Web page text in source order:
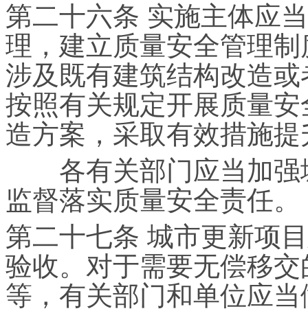
第二十六条 实施主体应
理，建立质量安全管理
涉及既有建筑结构改造
按照有关规定开展质量
造方案，采取有效措施
各有关部门应当加强
监督落实质量安全责任。
第二十七条 城市更新项
验收。对于需要无偿移
等，有关部门和单位应